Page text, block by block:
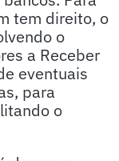
tem direito, o
o
a Receber
eventuais
para
o